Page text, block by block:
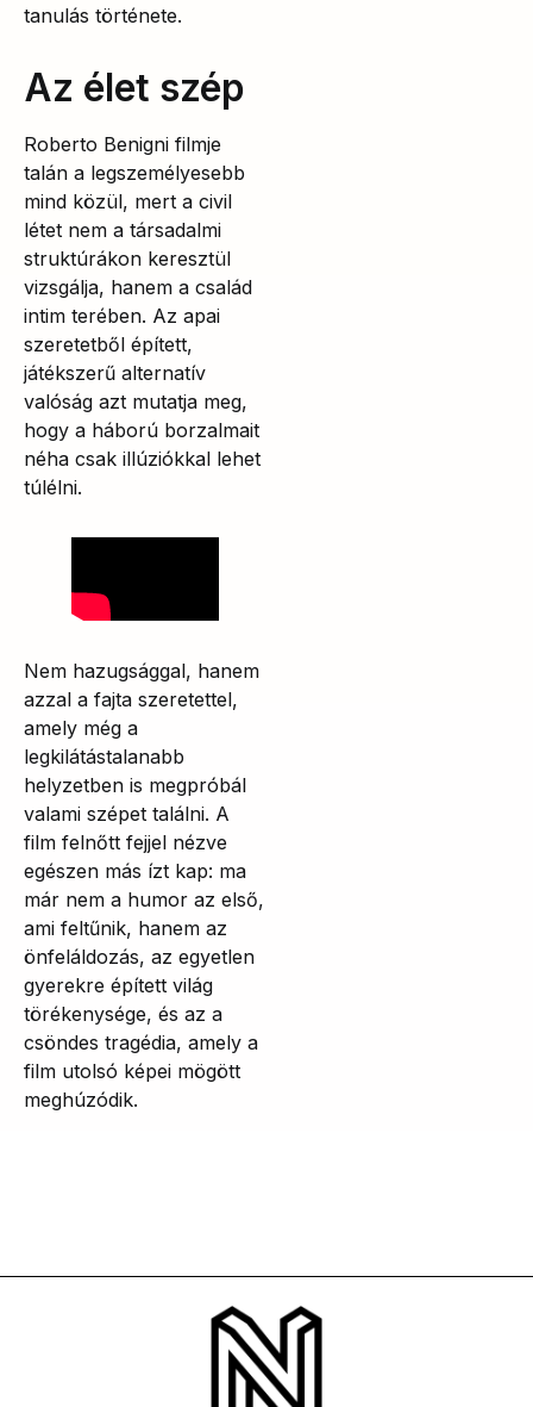
tanulás története.
Az élet szép
Roberto Benigni filmje
talán a legszemélyesebb
mind közül, mert a civil
létet nem a társadalmi
struktúrákon keresztül
vizsgálja, hanem a család
intim terében. Az apai
szeretetből épített,
játékszerű alternatív
valóság azt mutatja meg,
hogy a háború borzalmait
néha csak illúziókkal lehet
túlélni.
Nem hazugsággal, hanem
azzal a fajta szeretettel,
amely még a
legkilátástalanabb
helyzetben is megpróbál
valami szépet találni. A
film felnőtt fejjel nézve
egészen más ízt kap: ma
már nem a humor az első,
ami feltűnik, hanem az
önfeláldozás, az egyetlen
gyerekre épített világ
törékenysége, és az a
csöndes tragédia, amely a
film utolsó képei mögött
meghúzódik.